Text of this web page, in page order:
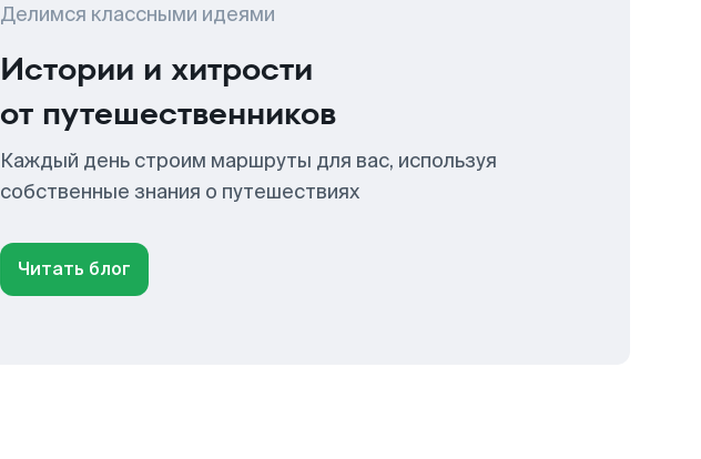
Делимся классными идеями
Истории и хитрости
от путешественников
Каждый день строим маршруты для вас, используя
собственные знания о путешествиях
Читать блог